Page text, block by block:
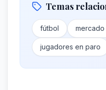
Temas
fútbol
jugadores en paro